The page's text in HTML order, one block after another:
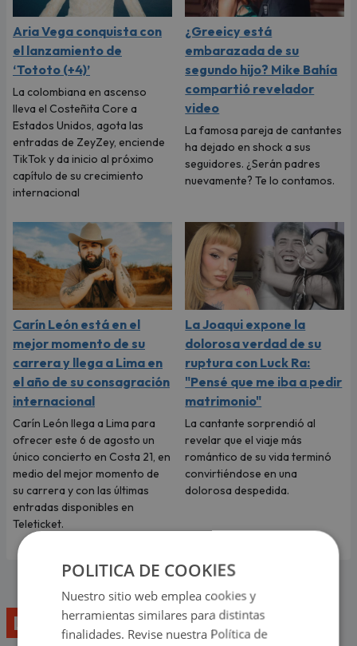
Aria Vega conquista con
el lanzamiento de
‘Tototo (+4)’
La colombiana en ascenso
lleva el Costeñita Core a
Estados Unidos, agota las
entradas de ZeyZey, enciende
TikTok y da inicio al próximo
capítulo de su crecimiento
internacional
¿Greeicy está
embarazada de su
segundo hijo? Mike Bahía
compartió revelador
video
La famosa pareja de cantantes
ha dejado en shock a sus
seguidores. ¿Serán padres
nuevamente? Te lo contamos.
Carín León está en el
mejor momento de su
carrera y llega a Lima en
el año de su consagración
internacional
Carín León llega a Lima para
ofrecer este 6 de agosto un
único concierto en Costa 21, en
medio del mejor momento de
su carrera y con las últimas
entradas disponibles en
Teleticket.
La Joaqui expone la
dolorosa verdad de su
ruptura con Luck Ra:
"Pensé que me iba a pedir
matrimonio"
La cantante sorprendió al
revelar que el viaje más
romántico de su vida terminó
convirtiéndose en una
dolorosa despedida.
Lo último
POLITICA DE COOKIES
Nuestro sitio web emplea cookies y
herramientas similares para distintas
finalidades. Revise nuestra Política de